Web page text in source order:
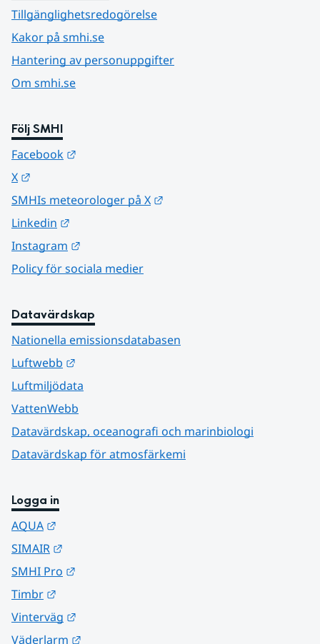
Tillgänglighetsredogörelse
Kakor på smhi.se
Hantering av personuppgifter
Om smhi.se
Följ SMHI
Facebook
X
SMHIs meteorologer på X
Linkedin
Instagram
Policy för sociala medier
Datavärdskap
Nationella emissionsdatabasen
Luftwebb
Luftmiljödata
VattenWebb
Datavärdskap, oceanografi och marinbiologi
Datavärdskap för atmosfärkemi
Logga in
AQUA
SIMAIR
SMHI Pro
Timbr
Vinterväg
Väderlarm